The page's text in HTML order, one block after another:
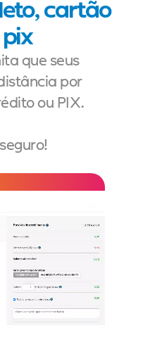
cartão
pix
que seus
por
ou PIX.